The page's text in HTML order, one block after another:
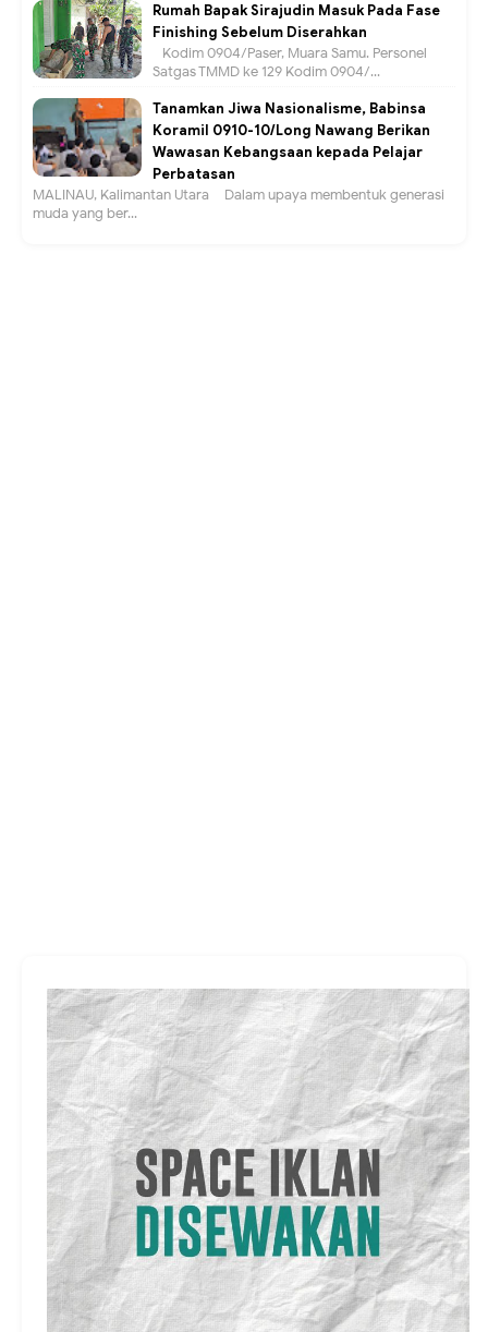
Rumah Bapak Sirajudin Masuk Pada Fase
Finishing Sebelum Diserahkan
Kodim 0904/Paser, Muara Samu. Personel
Satgas TMMD ke 129 Kodim 0904/...
Tanamkan Jiwa Nasionalisme, Babinsa
Koramil 0910-10/Long Nawang Berikan
Wawasan Kebangsaan kepada Pelajar
Perbatasan
MALINAU, Kalimantan Utara – Dalam upaya membentuk generasi
muda yang ber...